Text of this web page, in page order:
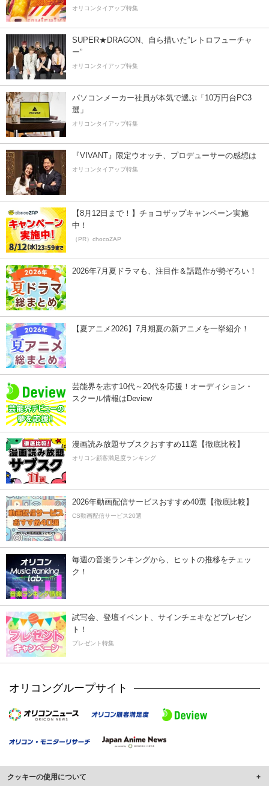
オリコンタイアップ特集
SUPER★DRAGON、自ら描いた”レトロフューチャ
ー”
オリコンタイアップ特集
パソコンメーカー社員が本気で選ぶ「10万円台PC3
選」
オリコンタイアップ特集
『VIVANT』限定ウオッチ、プロデューサーの感想は
オリコンタイアップ特集
【8月12日まで！】チョコザップキャンペーン実施
中！
（PR）chocoZAP
2026年7月夏ドラマも、注目作＆話題作が勢ぞろい！
【夏アニメ2026】7月期夏の新アニメを一挙紹介！
芸能界を志す10代～20代を応援！オーディション・
スクール情報はDeview
漫画読み放題サブスクおすすめ11選【徹底比較】
オリコン顧客満足度ランキング
2026年動画配信サービスおすすめ40選【徹底比較】
CS動画配信サービス20選
毎週の音楽ランキングから、ヒットの推移をチェッ
ク！
試写会、登壇イベント、サインチェキなどプレゼン
ト！
プレゼント特集
オリコングループサイト
クッキーの使用について